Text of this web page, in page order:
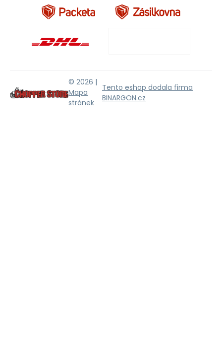
© 2026 |
Mapa
stránek
Tento eshop dodala firma
BINARGON.cz